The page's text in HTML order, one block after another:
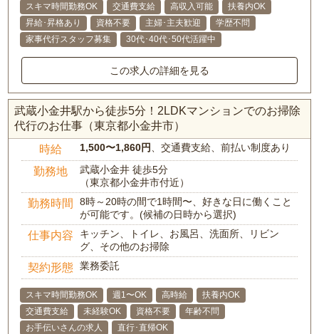
スキマ時間勤務OK 交通費支給 高収入可能
扶養内OK
昇給･昇格あり
資格不要 主婦･主夫歓迎
学歴不問
家事代行スタッフ募集
30代･40代･50代活躍中
この求人の詳細を見る
武蔵小金井駅から徒歩5分！2LDKマンションでのお掃除
代行のお仕事（東京都小金井市）
時給 1,500〜1,860円、交通費支給、前払い制度あり
勤務地
武蔵小金井 徒歩5分
（東京都小金井市付近）
勤務時間
8時～20時の間で1時間〜、好きな日に働くこと
が可能です。(候補の日時から選択)
仕事内容
キッチン、トイレ、お風呂、洗面所、リビン
グ、その他のお掃除
契約形態 業務委託
スキマ時間勤務OK 週1〜OK 高時給
扶養内OK
交通費支給
未経験OK 資格不要
年齢不問
お手伝いさんの求人
直行･直帰OK